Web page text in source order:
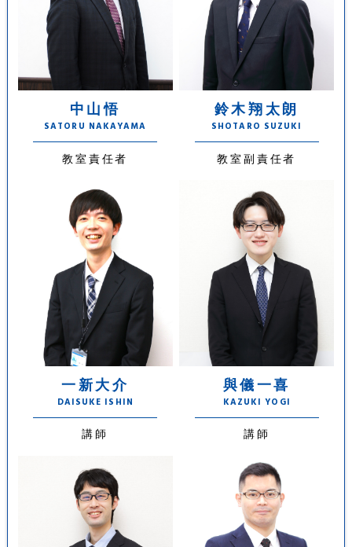
中山悟
SATORU NAKAYAMA
教室責任者
鈴木翔太朗
SHOTARO SUZUKI
教室副責任者
一新大介
DAISUKE ISHIN
講師
與儀一喜
KAZUKI YOGI
講師